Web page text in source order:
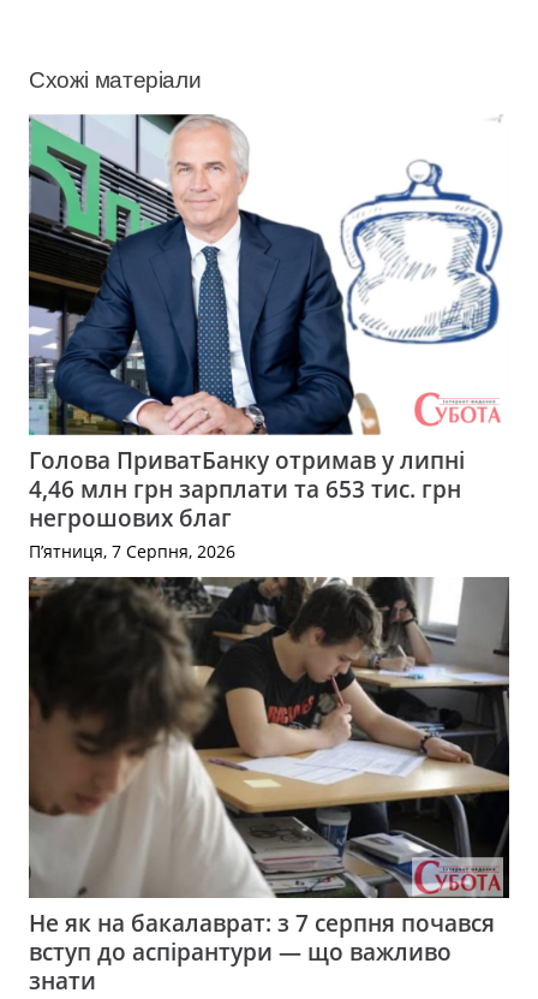
Схожі матеріали
Голова ПриватБанку отримав у липні
4,46 млн грн зарплати та 653 тис. грн
негрошових благ
П’ятниця, 7 Серпня, 2026
Не як на бакалаврат: з 7 серпня почався
вступ до аспірантури — що важливо
знати